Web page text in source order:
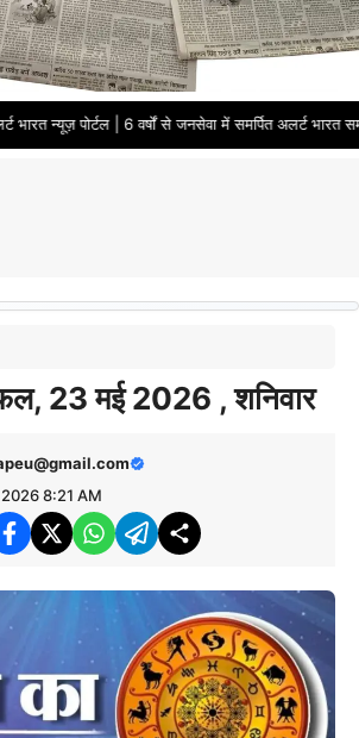
| 6 वर्षों से जनसेवा में समर्पित अलर्ट भारत समाचार
23 मई 2026 , शनिवार
8:21 AM